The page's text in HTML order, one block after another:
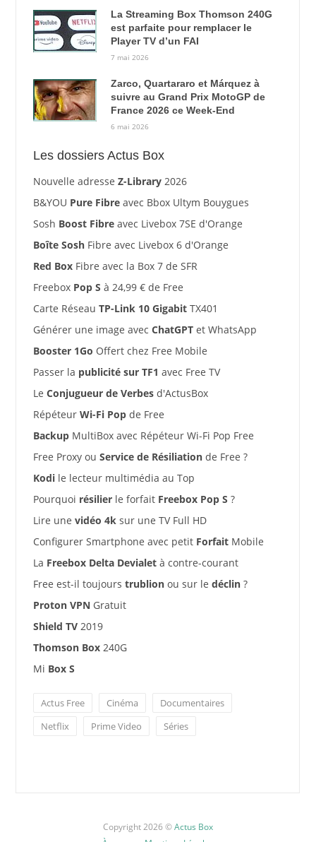
La Streaming Box Thomson 240G
est parfaite pour remplacer le
Player TV d’un FAI
7 mai 2026
Zarco, Quartararo et Márquez à
suivre au Grand Prix MotoGP de
France 2026 ce Week-End
6 mai 2026
Les dossiers Actus Box
Nouvelle adresse Z-Library2026
B&YOU Pure Fibreavec Bbox Ultym Bouygues
Sosh Boost Fibreavec Livebox 7SE d'Orange
Boîte SoshFibre avec Livebox 6 d'Orange
Red BoxFibre avec la Box 7 de SFR
Freebox Pop S à 24,99 € de Free
Carte Réseau TP-Link 10 GigabitTX401
Générer une image avec ChatGPTet WhatsApp
Booster 1Go Offert chez Free Mobile
Passer la publicité sur TF1 avec Free TV
Le Conjugueur de Verbesd'ActusBox
Répéteur Wi-Fi Popde Free
BackupMultiBox avec Répéteur Wi-Fi Pop Free
Free Proxy ou Service de Résiliationde Free ?
Kodile lecteur multimédia au Top
Pourquoi résilierle forfait Freebox Pop S ?
Lire une vidéo 4ksur une TV Full HD
Configurer Smartphone avec petit ForfaitMobile
La Freebox Delta Devialetà contre-courant
Free est-il toujours trublionou sur le déclin?
Proton VPN Gratuit
Shield TV2019
Thomson Box240G
Mi Box S
Actus Free Cinéma
Documentaires
Netflix
Prime Video Séries
Copyright 2026 ©Actus Box